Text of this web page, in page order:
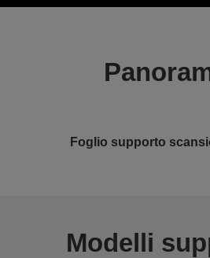
Foglio supporto
Modelli